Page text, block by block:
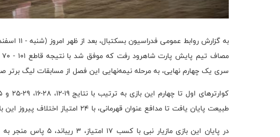
سری یک چهارم نهایی، به مرحله نیمه‌نهایی این فصل از مسابقات لیگ برتر
طبیعت پایان یافت تا مدافع عنوان قهرمانی، با ۲۴ امتیاز اختلاف پیروز این بازی شود.